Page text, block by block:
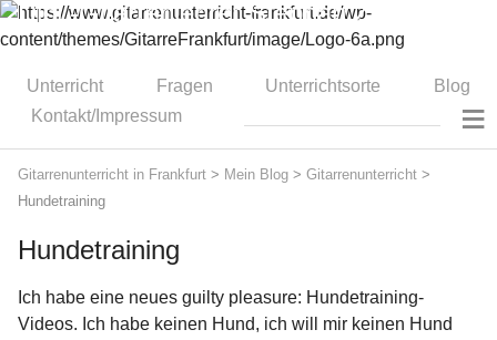
Dipl.-Gitarrenlehrer Stephan Zitzmann
Unterricht Fragen Unterrichtsorte
Blog
Kontakt/Impressum
≡
Gitarrenunterricht in Frankfurt > Mein Blog > Gitarrenunterricht >
Hundetraining
Hundetraining
Ich habe eine neues guilty pleasure: Hundetraining-
Videos. Ich habe keinen Hund, ich will mir keinen Hund